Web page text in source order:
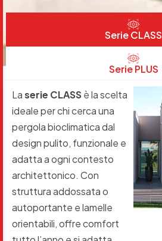
Serie CLASS
Serie PLUS
Laserie CLASSè la scelta
ideale per chi cerca una
pergola bioclimatica dal
design pulito, funzionale e
adatta a ogni contesto
architettonico. Con
struttura addossata o
autoportante e lamelle
orientabili, offre comfort